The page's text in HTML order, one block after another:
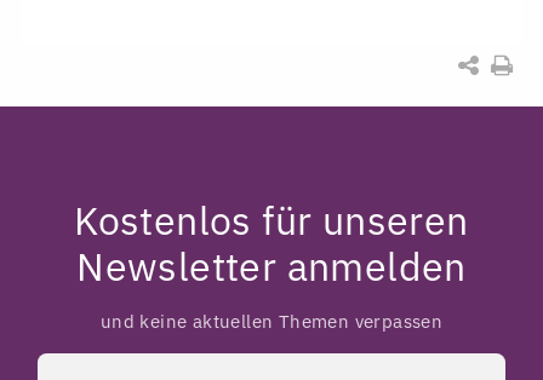
Kostenlos für unseren
Newsletter anmelden
und keine aktuellen Themen verpassen